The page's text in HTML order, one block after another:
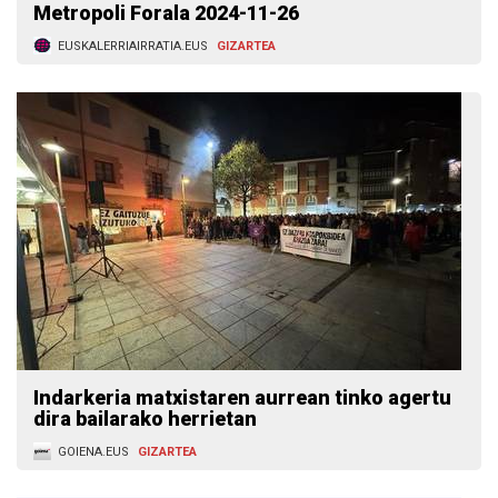
Metropoli Forala 2024-11-26
EUSKALERRIAIRRATIA.EUS GIZARTEA
Indarkeria matxistaren aurrean tinko agertu
dira bailarako herrietan
GOIENA.EUS GIZARTEA